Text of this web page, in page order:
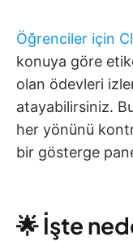
Öğrenciler için
konuya göre
olan ödevleri
atayabilirsiniz.
her yönünü
bir gösterge
🌟 İşte